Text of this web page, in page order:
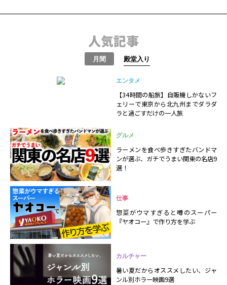
人気記事
月間 殿堂入り
エンタメ
【34時間の船旅】自販機しかないフ
ェリーで東京から北九州までダラダ
ラと過ごすだけの一人旅
グルメ
ラーメンを食べ歩きすぎたバンドマ
ンが選ぶ、ガチでうまい関東の名店9
選！
仕事
惣菜がウマすぎると噂のスーパー
『ヤオコー』で作り方を学ぶ
カルチャー
暑い夏だからオススメしたい、ジャ
ンル別ホラー映画9選